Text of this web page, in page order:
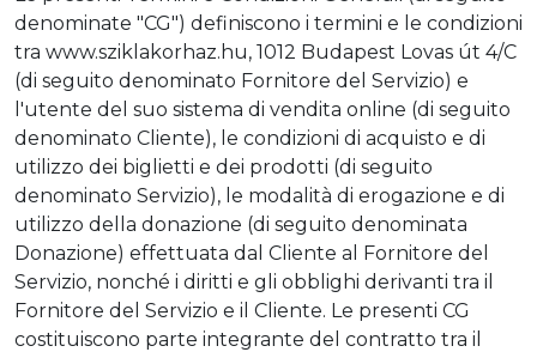
denominate "CG") definiscono i termini e le condizioni
tra www.sziklakorhaz.hu, 1012 Budapest Lovas út 4/C
(di seguito denominato Fornitore del Servizio) e
l'utente del suo sistema di vendita online (di seguito
denominato Cliente), le condizioni di acquisto e di
utilizzo dei biglietti e dei prodotti (di seguito
denominato Servizio), le modalità di erogazione e di
utilizzo della donazione (di seguito denominata
Donazione) effettuata dal Cliente al Fornitore del
Servizio, nonché i diritti e gli obblighi derivanti tra il
Fornitore del Servizio e il Cliente. Le presenti CG
costituiscono parte integrante del contratto tra il